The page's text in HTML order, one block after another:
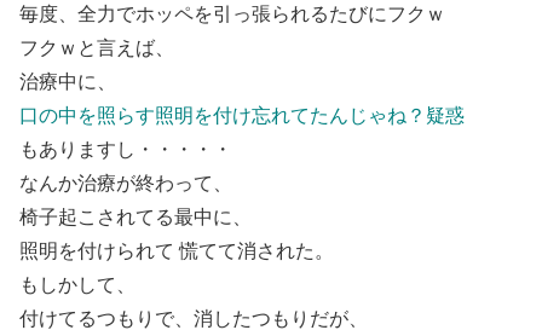
毎度、全力でホッペを引っ張られるたびにフクｗ
フクｗと言えば、
治療中に、
口の中を照らす照明を付け忘れてたんじゃね？疑惑
もありますし・・・・・
なんか治療が終わって、
椅子起こされてる最中に、
照明を付けられて 慌てて消された。
もしかして、
付けてるつもりで、消したつもりだが、